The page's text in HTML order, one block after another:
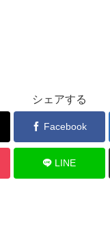
シェアする
Facebook
LINE